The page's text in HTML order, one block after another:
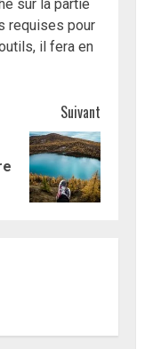
sur la partie
requises pour
il fera en
Suivant